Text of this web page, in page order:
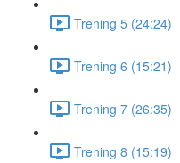
Trening 5 (24:24)
Trening 6 (15:21)
Trening 7 (26:35)
Trening 8 (15:19)